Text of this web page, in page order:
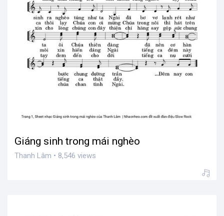
Giáng sinh trong mái nghèo
Thanh Lâm • 8,546 views